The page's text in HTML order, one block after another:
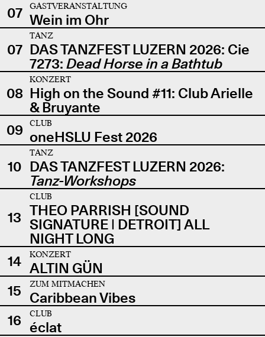
07
GASTVERANSTALTUNG
Wein im Ohr
07
TANZ
DAS TANZFEST LUZERN 2026: Cie
7273: Dead Horse in a Bathtub
08
KONZERT
High on the Sound #11: Club Arielle
& Bruyante
09
CLUB
oneHSLU Fest 2026
10
TANZ
DAS TANZFEST LUZERN 2026:
Tanz-Workshops
13
CLUB
THEO PARRISH [SOUND
SIGNATURE | DETROIT] ALL
NIGHT LONG
14
KONZERT
ALTIN GÜN
15
ZUM MITMACHEN
Caribbean Vibes
16
CLUB
éclat